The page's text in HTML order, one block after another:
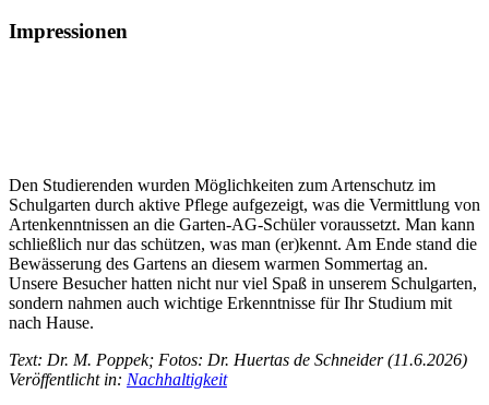
Impressionen
Den Studierenden wurden Möglichkeiten zum Artenschutz im
Schulgarten durch aktive Pflege aufgezeigt, was die Vermittlung von
Artenkenntnissen an die Garten-AG-Schüler voraussetzt. Man kann
schließlich nur das schützen, was man (er)kennt. Am Ende stand die
Bewässerung des Gartens an diesem warmen Sommertag an.
Unsere Besucher hatten nicht nur viel Spaß in unserem Schulgarten,
sondern nahmen auch wichtige Erkenntnisse für Ihr Studium mit
nach Hause.
Text: Dr. M. Poppek; Fotos: Dr. Huertas de Schneider (11.6.2026)
Veröffentlicht in: Nachhaltigkeit